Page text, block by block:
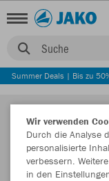
Suche
Summer Deals | Bis zu
Wir verwenden
Durch die Analyse
personalisierte
verbessern.
in den